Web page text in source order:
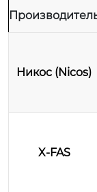
Никос (Nicos)
X-FAS